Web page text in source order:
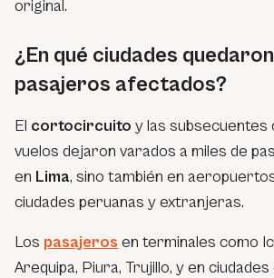
original.
¿En qué ciudades
pasajeros afectados?
El cortocircuito y las subsecuentes
vuelos dejaron varados a miles de
en Lima, sino también en
ciudades peruanas y extranjeras.
Los pasajeros en terminales como
Arequipa, Piura, Trujillo, y en